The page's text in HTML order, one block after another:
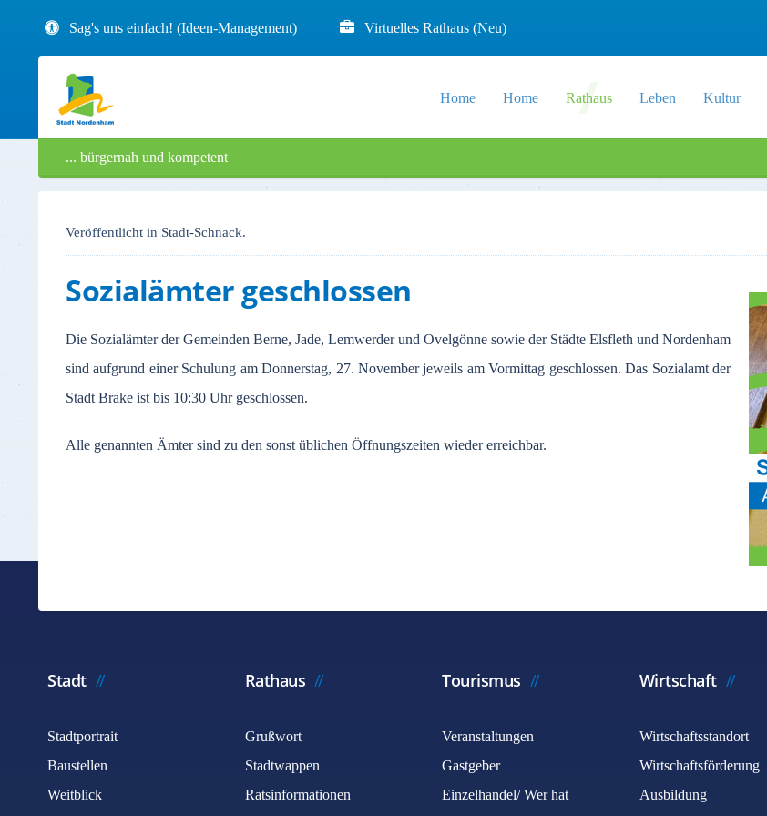
Sag's uns einfach! (Ideen-Management) Virtuelles Rathaus (Neu)
Home Home Rathaus Leben Kultur
... bürgernah und kompetent
Veröffentlicht in Stadt-Schnack.
Sozialämter geschlossen
Die Sozialämter der Gemeinden Berne, Jade, Lemwerder und Ovelgönne sowie der Städte Elsfleth und Nordenham
sind aufgrund einer Schulung am Donnerstag, 27. November jeweils am Vormittag geschlossen. Das Sozialamt der
Stadt Brake ist bis 10:30 Uhr geschlossen.
Alle genannten Ämter sind zu den sonst üblichen Öffnungszeiten wieder erreichbar.
Stadt
Stadtportrait
Baustellen
Weitblick
Rathaus
Grußwort
Stadtwappen
Ratsinformationen
Tourismus
Veranstaltungen
Gastgeber
Einzelhandel/ Wer hat
Wirtschaft
Wirtschaftsstandort
Wirtschaftsförderung
Ausbildung